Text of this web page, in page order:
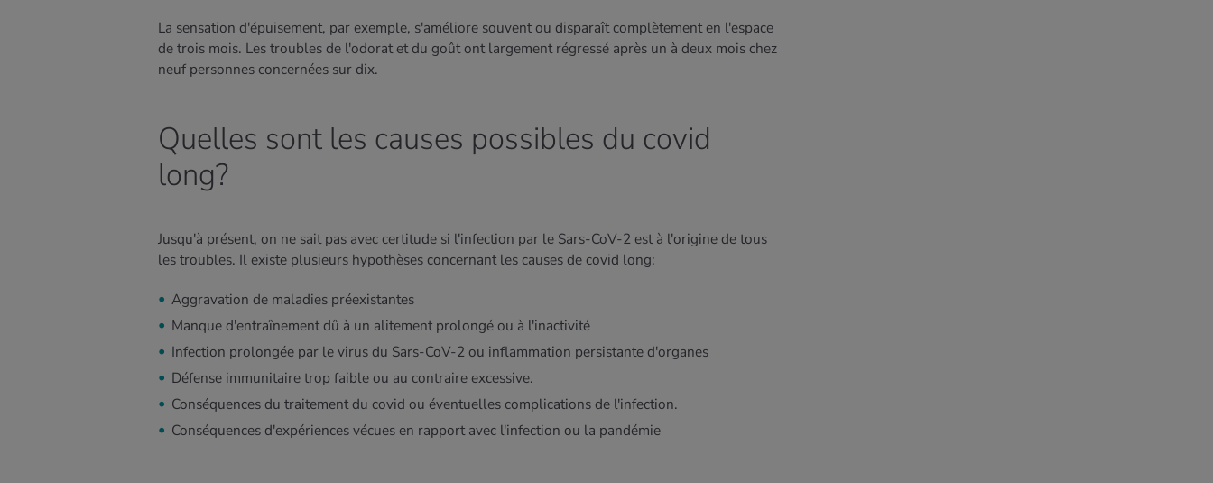
La sensation d'épuisement, par exemple, s'améliore souvent ou disparaît complètement en l'espace
de trois mois. Les troubles de l'odorat et du goût ont largement régressé après un à deux mois chez
neuf personnes concernées sur dix.
Quelles sont les causes possibles du covid
long?
Jusqu'à présent, on ne sait pas avec certitude si l'infection par le Sars-CoV-2 est à l'origine de tous
les troubles. Il existe plusieurs hypothèses concernant les causes de covid long:
Aggravation de maladies préexistantes
Manque d'entraînement dû à un alitement prolongé ou à l'inactivité
Infection prolongée par le virus du Sars-CoV-2 ou inflammation persistante d'organes
Défense immunitaire trop faible ou au contraire excessive.
Conséquences du traitement du covid ou éventuelles complications de l'infection.
Conséquences d'expériences vécues en rapport avec l'infection ou la pandémie